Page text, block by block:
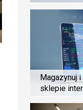
Magazynuj
sklepie